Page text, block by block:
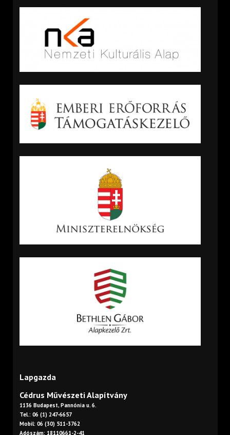
Lapgazda
Cédrus Művészeti Alapítvány
1136 Budapest, Pannónia u. 6.
Tel.: 06 (1) 247-6657
Mobil: 06 (30) 511-3762
Adószám: 18110661-2-41